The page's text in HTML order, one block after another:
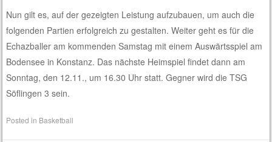
Nun gilt es, auf der gezeigten Leistung aufzubauen, um auch die
folgenden Partien erfolgreich zu gestalten. Weiter geht es für die
Echazballer am kommenden Samstag mit einem Auswärtsspiel am
Bodensee in Konstanz. Das nächste Heimspiel findet dann am
Sonntag, den 12.11., um 16.30 Uhr statt. Gegner wird die TSG
Söflingen 3 sein.
Posted in Basketball